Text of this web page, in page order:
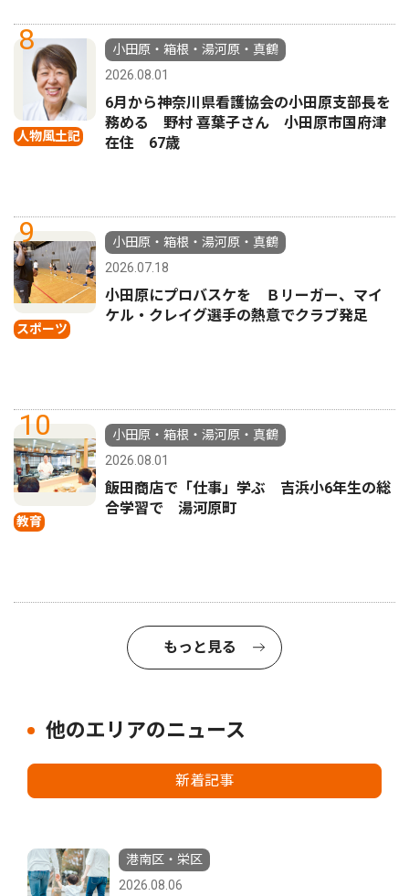
8
人物風土記
小田原・箱根・湯河原・真鶴
2026.08.01
6月から神奈川県看護協会の小田原支部長を
務める 野村 喜葉子さん 小田原市国府津
在住 67歳
9
スポーツ
小田原・箱根・湯河原・真鶴
2026.07.18
小田原にプロバスケを Ｂリーガー、マイ
ケル・クレイグ選手の熱意でクラブ発足
10
教育
小田原・箱根・湯河原・真鶴
2026.08.01
飯田商店で「仕事」学ぶ 吉浜小6年生の総
合学習で 湯河原町
もっと見る
他のエリアのニュース
新着記事
港南区・栄区
2026.08.06